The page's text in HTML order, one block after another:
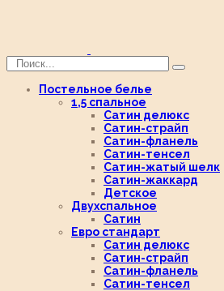
Постельное белье
1,5 спальное
Сатин делюкс
Сатин-страйп
Сатин-фланель
Сатин-тенсел
Сатин-жатый шелк
Сатин-жаккард
Детское
Двухспальное
Сатин
Евро стандарт
Сатин делюкс
Сатин-страйп
Сатин-фланель
Сатин-тенсел